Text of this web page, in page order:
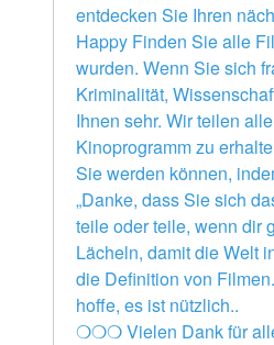
entdecken Sie Ihren
Happy Finden Sie alle
wurden. Wenn Sie sich
Kriminalität,
Ihnen sehr. Wir teilen
Kinoprogramm zu
Sie werden können,
„Danke, dass Sie sich
teile oder teile, wenn dir
Lächeln, damit die Welt
die Definition von
hoffe, es ist nützlich..
❍❍❍ Vielen Dank für